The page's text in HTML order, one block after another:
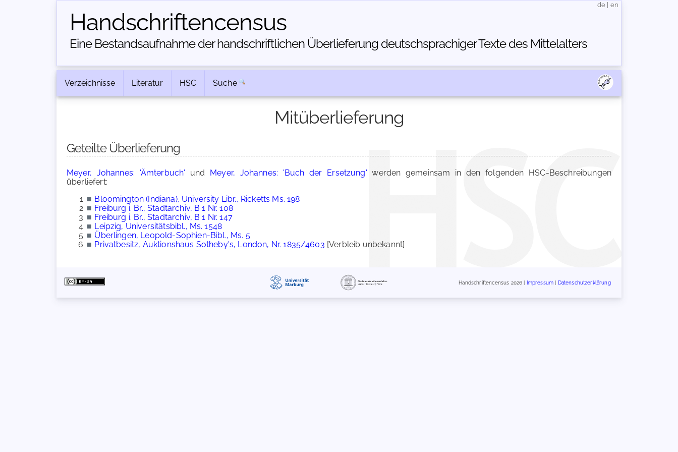
Handschriften­census
Eine Bestandsaufnahme der handschriftlichen Über­lieferung deutschsprachiger Texte des Mittelalters
de en
Verzeichnisse Literatur HSC Suche
Mitüberlieferung
Geteilte Überlieferung
Meyer, Johannes: 'Ämterbuch' und Meyer, Johannes: 'Buch der Ersetzung' werden gemeinsam in den folgenden HSC-Beschreibungen
überliefert:
■ Bloomington (Indiana), University Libr., Ricketts Ms. 198
■ Freiburg i. Br., Stadtarchiv, B 1 Nr. 108
■ Freiburg i. Br., Stadtarchiv, B 1 Nr. 147
■ Leipzig, Universitätsbibl., Ms. 1548
■ Überlingen, Leopold-Sophien-Bibl., Ms. 5
■ Privatbesitz, Auktionshaus Sotheby's, London, Nr. 1835/4603 [Verbleib unbekannt]
Handschriftencensus 2026 | Impressum Datenschutzerklärung